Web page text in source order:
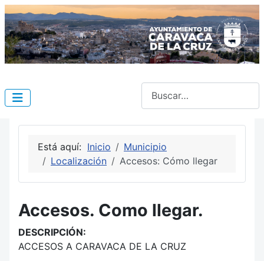
Está aquí: Inicio
Municipio
Localización
Accesos: Cómo llegar
Accesos. Como llegar.
DESCRIPCIÓN:
ACCESOS A CARAVACA DE LA CRUZ